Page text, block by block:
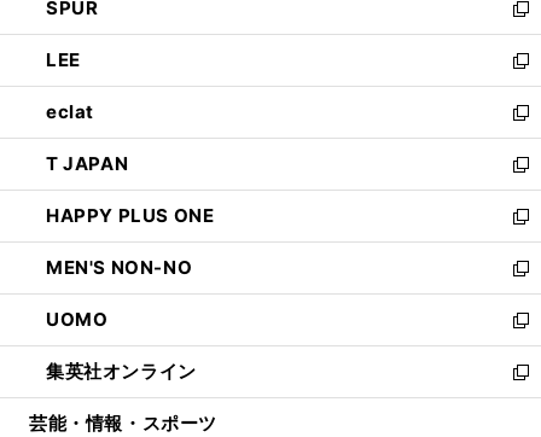
で
開
く
ド
ウ
で
開
く
ィ
ン
ド
ウ
で
開
く
い
ウ
ィ
ン
ド
ウ
で
開
く
SPUR
新
し
い
ウ
ィ
ン
ド
ウ
で
開
く
LEE
新
し
い
ウ
ィ
ン
ド
ウ
で
開
く
eclat
新
し
い
ウ
ィ
ン
ド
ウ
で
開
く
T JAPAN
新
し
い
ウ
ィ
ン
ド
ウ
で
開
HAPPY PLUS ONE
新
し
い
ウ
ィ
ン
ド
ウ
MEN'S NON-NO
新
し
い
ウ
ィ
ン
UOMO
新
し
い
ウ
集英社オンライン
新
し
芸能・情報・スポーツ